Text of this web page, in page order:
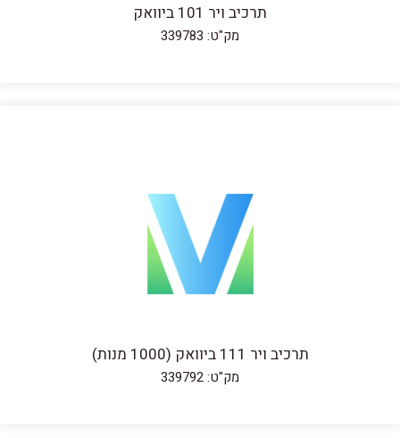
תרכיב ויר 101 ביוואק
מק"ט: 339783
תרכיב ויר 111 ביוואק (1000 מנות)
מק"ט: 339792